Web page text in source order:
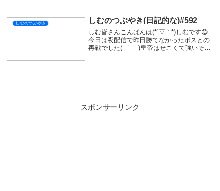
しむのつぶやき しむのつぶやき(日記的な)#592
しむ皆さんこんばんは(*´▽｀*)しむです😋
今日は夜配信で昨日勝てなかったボスとの
再戦でした(゜_゜)皇帝はせこくて強いそん
スポンサーリンク